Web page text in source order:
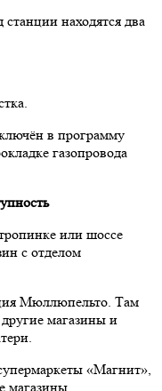
находятся два
в программу
газопровода
или шоссе
с отделом
Мюллюпельто. Там
магазины и
«Магнит»,
магазины.